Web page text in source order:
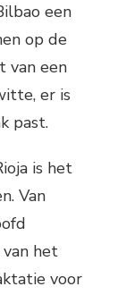
een
op de
van een
er is
past.
is het
Van
het
voor